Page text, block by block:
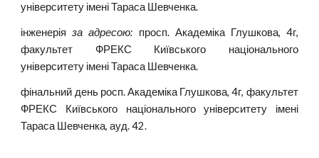
університету імені Тараса Шевченка.
інженеріяза адресою: просп. Академіка Глушкова, 4г,
факультет ФРЕКС Київського національного
університету імені Тараса Шевченка.
фінальний день росп. Академіка Глушкова, 4г, факультет
ФРЕКС Київського національного університету імені
Тараса Шевченка, ауд. 42.